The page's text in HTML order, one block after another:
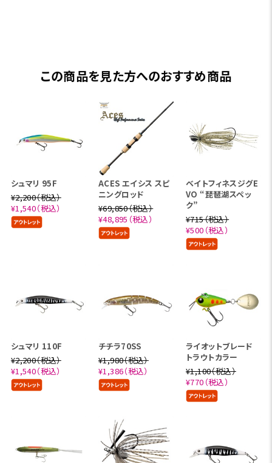
この商品を見た方へのおすすめ商品
シュマリ 95F
¥2,200（税込）
¥1,540（税込）
ACES エイシス スピ
ニングロッド
¥69,850（税込）
¥48,895（税込）
ベイトフィネスジグE
VO “琵琶湖スペッ
ク”
¥715（税込）
¥500（税込）
シュマリ 110F
¥2,200（税込）
¥1,540（税込）
チチラ70SS
¥1,980（税込）
¥1,386（税込）
ライオットブレード
トラウトカラー
¥1,100（税込）
¥770（税込）